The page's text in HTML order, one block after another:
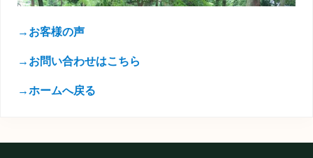
→お客様の声
→お問い合わせはこちら
→ホームへ戻る